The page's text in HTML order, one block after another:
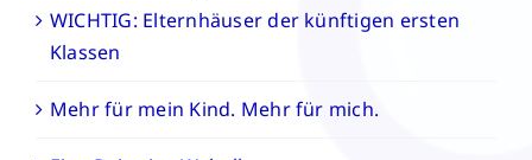
WICHTIG: Elternhäuser der künftigen ersten
Klassen
Mehr für mein Kind. Mehr für mich.